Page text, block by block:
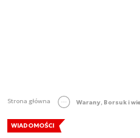
Strona główna Warany, Borsuk i
WIADOMOŚCI